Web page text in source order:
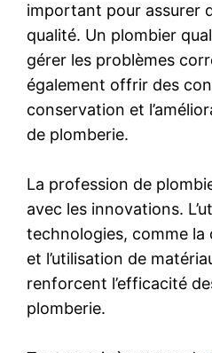
important pour assurer
qualité. Un plombier
gérer les problèmes
également offrir des
conservation et
de plomberie.
La profession de
avec les innovations.
technologies, comme la
et l’utilisation de
renforcent l’efficacité
plomberie.